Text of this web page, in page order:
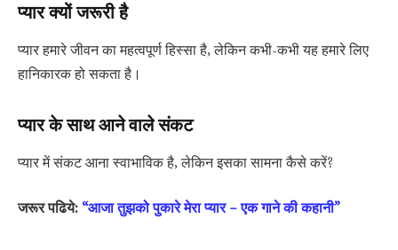
प्यार क्यों जरूरी है
प्यार हमारे जीवन का महत्वपूर्ण हिस्सा है, लेकिन कभी-कभी यह हमारे लिए
हानिकारक हो सकता है।
प्यार के साथ आने वाले संकट
प्यार में संकट आना स्वाभाविक है, लेकिन इसका सामना कैसे करें?
जरूर पढिये: “आजा तुझको पुकारे मेरा प्यार – एक गाने की कहानी”